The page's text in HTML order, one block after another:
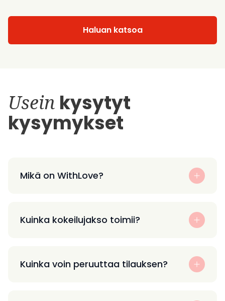
Haluan katsoa
Usein kysytyt
kysymykset
Mikä on WithLove?
Kuinka kokeilujakso toimii?
Kuinka voin peruuttaa tilauksen?